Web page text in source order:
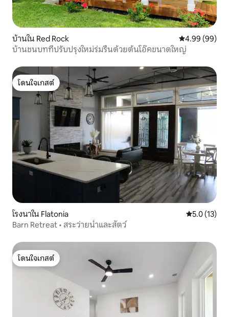
บ้านใน Red Rock คะแนนเฉลี่ย
4.99 (99)
บ้านชนบทที่ปรับปรุงใหม่ร่มรื่นด้วยต้นโอ๊คขนาดใหญ่
โดนใจเกสต์
โดนใจเกสต์
โรงนาใน Flatonia คะแนนเฉลี่ย
5.0 (13)
Barn Retreat • สระว่ายน้ำและสัตว์
โดนใจเกสต์
โดนใจเกสต์